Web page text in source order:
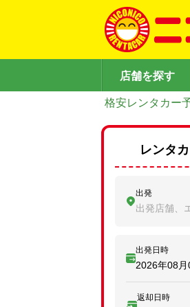
店舗を探す
格安レンタカー
レンタ
出発
出発店舗、
出発日時
2026年08
返却日時